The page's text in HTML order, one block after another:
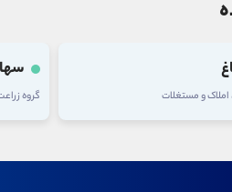
وابسته گروه